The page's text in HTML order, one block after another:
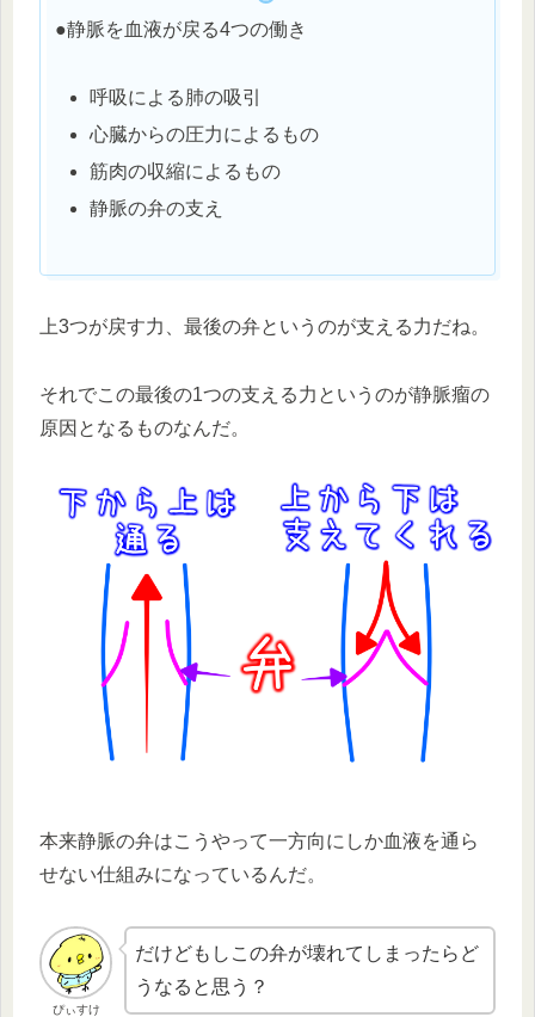
●静脈を血液が戻る4つの働き
呼吸による肺の吸引
心臓からの圧力によるもの
筋肉の収縮によるもの
静脈の弁の支え
上3つが戻す力、最後の弁というのが支える力だね。
それでこの最後の1つの支える力というのが静脈瘤の
原因となるものなんだ。
本来静脈の弁はこうやって一方向にしか血液を通ら
せない仕組みになっているんだ。
ぴぃすけ
だけどもしこの弁が壊れてしまったらど
うなると思う？